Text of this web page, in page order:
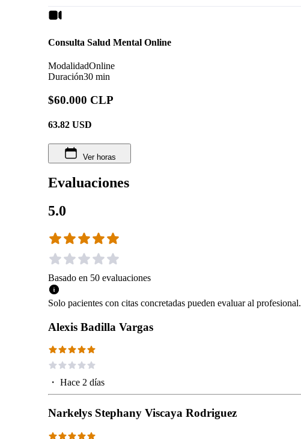
Consulta Salud Mental Online
ModalidadOnline
Duración30 min
$60.000 CLP
63.82 USD
Ver horas
Evaluaciones
5.0
Basado en 50 evaluaciones
Solo pacientes con citas concretadas pueden evaluar al profesional.
Alexis Badilla Vargas
・ Hace 2 días
Narkelys Stephany Viscaya Rodriguez